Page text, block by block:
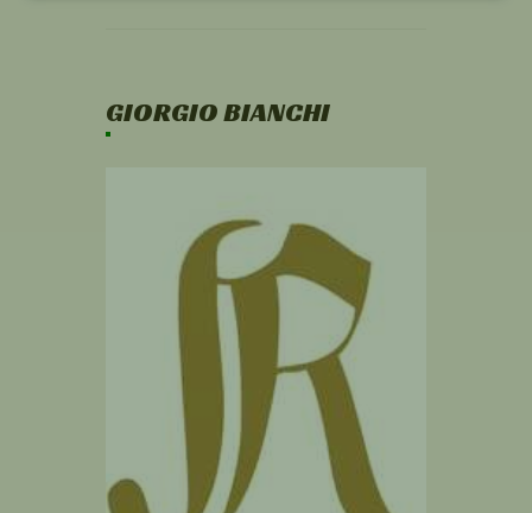
GIORGIO BIANCHI